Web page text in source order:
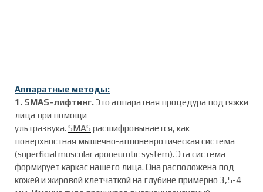
Аппаратные методы:
1. SMAS-лифтинг.Это аппаратная процедура подтяжки
лица при помощи
ультразвука. SMAS расшифровывается, как
поверхностная мышечно-аппоневротическая система
(superficial muscular aponeurotic system). Эта система
формирует каркас нашего лица. Она расположена под
кожей и жировой клетчаткой на глубине примерно 3,5-4